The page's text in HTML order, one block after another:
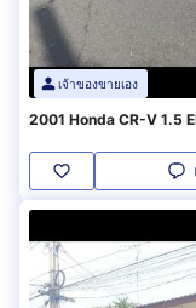
เจ้าของขายเอง
2001 Honda CR-V 1.5